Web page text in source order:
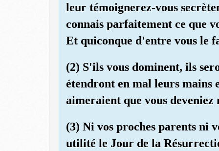
leur témoignerez-vous
connais parfaitement ce que
Et quiconque d'entre vous le
(2) S'ils vous dominent, ils
étendront en mal leurs mains
aimeraient que vous deveniez
(3) Ni vos proches parents ni
utilité le Jour de la